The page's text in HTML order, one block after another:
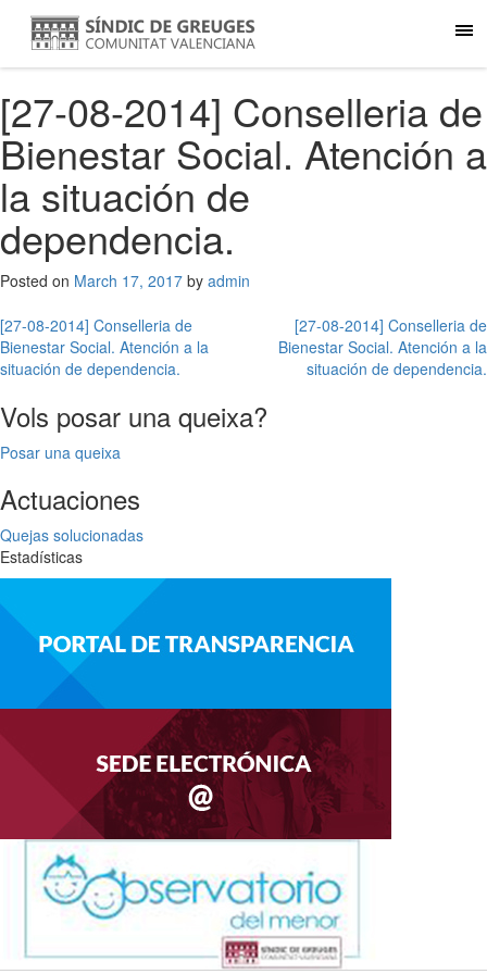
[27-08-2014] Conselleria de
Bienestar Social. Atención a
la situación de
dependencia.
Posted on March 17, 2017 by admin
Post
navigation
[27-08-2014] Conselleria de
Bienestar Social. Atención a la
situación de dependencia.
[27-08-2014] Conselleria de
Bienestar Social. Atención a la
situación de dependencia.
Vols posar una queixa?
Posar una queixa
Actuaciones
Quejas solucionadas
Estadísticas